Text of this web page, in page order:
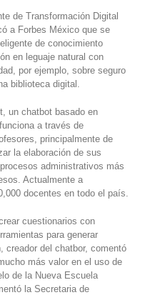
de Transformación Digital
a Forbes México que se
de conocimiento
en leguaje natural con
por ejemplo, sobre seguro
biblioteca digital.
un chatbot basado en
a través de
principalmente de
la elaboración de sus
administrativos más
Actualmente a
docentes en todo el país.
cuestionarios con
para generar
creador del chatbor, comentó
más valor en el uso de
de la Nueva Escuela
la Secretaria de